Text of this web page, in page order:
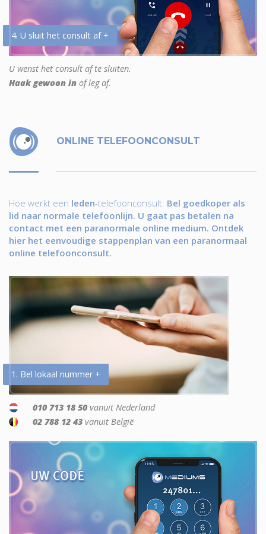
4. U sluit het consult af +
U wenst het consult af te sluiten.
Haak gewoon in of leg af.
ONLINE TELEFOONCONSULT
Hoe werkt een leden-telefoonconsult. Bel goedkoper als
lid naar normale telefoonlijn. U gaat pas betalen na
contact met een paranormale online medium. Ontdek
hier het eenvoudige stappenplan van een paranormaal
online telefoonconsult.
1. Bel lokaal nummer +
010 713 18 50 vanuit Nederland
02 788 12 43 vanuit België